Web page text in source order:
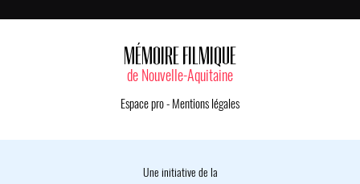
MÉMOIRE FILMIQUE
de Nouvelle-Aquitaine
Espace pro- Mentions légales
Une initiative de la